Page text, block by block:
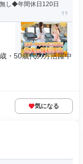
し◆年間休日120日
・50歳代の方活躍中
気になる